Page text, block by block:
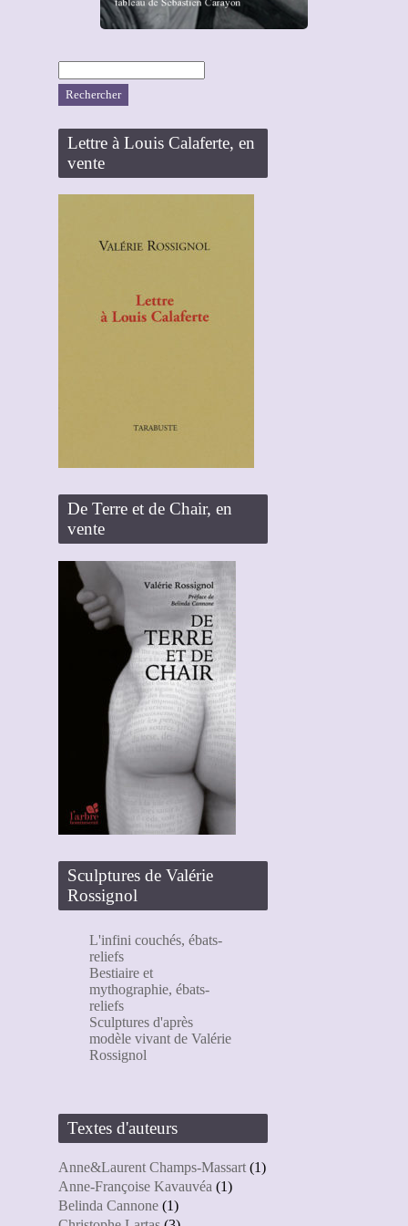
Lettre à Louis Calaferte, en
vente
De Terre et de Chair, en
vente
Sculptures de Valérie
Rossignol
L'infini couchés, ébats-
reliefs
Bestiaire et
mythographie, ébats-
reliefs
Sculptures d'après
modèle vivant de Valérie
Rossignol
Textes d'auteurs
Anne&Laurent Champs-Massart(1)
Anne-Françoise Kavauvéa (1)
Belinda Cannone (1)